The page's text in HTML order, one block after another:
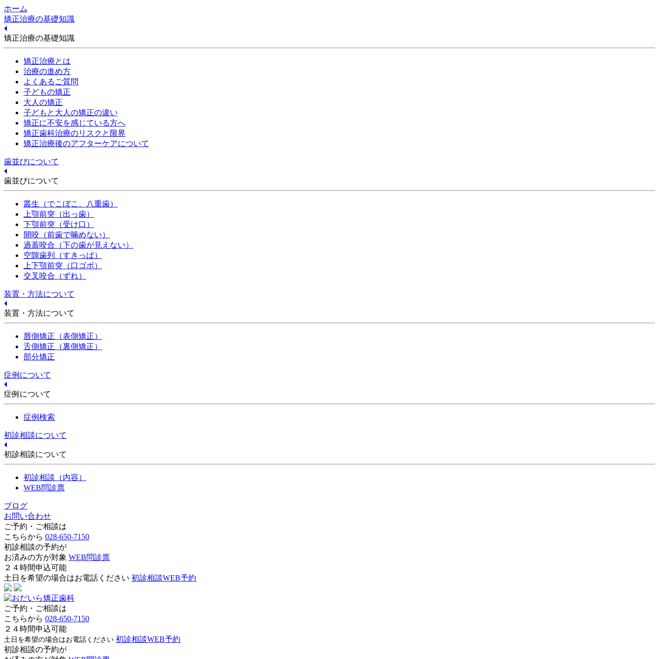
ホーム
矯正治療の基礎知識
矯正治療の基礎知識
矯正治療とは
治療の進め方
よくあるご質問
子どもの矯正
大人の矯正
子どもと大人の矯正の違い
矯正に不安を感じている方へ
矯正歯科治療のリスクと限界
矯正治療後のアフターケアについて
歯並びについて
歯並びについて
叢生（でこぼこ、八重歯）
上顎前突（出っ歯）
下顎前突（受け口）
開咬（前歯で噛めない）
過蓋咬合（下の歯が見えない）
空隙歯列（すきっぱ）
上下顎前突（口ゴボ）
交叉咬合（ずれ）
装置・方法について
装置・方法について
唇側矯正（表側矯正）
舌側矯正（裏側矯正）
部分矯正
症例について
症例について
症例検索
初診相談について
初診相談について
初診相談（内容）
WEB問診票
ブログ
お問い合わせ
ご予約・ご相談は
こちらから 028-650-7150
初診相談の予約が
お済みの方が対象 WEB問診票
２４時間申込可能
土日を希望の場合はお電話ください 初診相談WEB予約
ご予約・ご相談は
こちらから 028-650-7150
２４時間申込可能
土日を希望の場合はお電話ください 初診相談WEB予約
初診相談の予約が